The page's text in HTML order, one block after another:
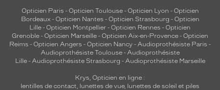
Opticien Paris - Opticien Toulouse- Opticien Lyon - Opticien
Bordeaux- Opticien Nantes - Opticien Strasbourg - Opticien
Lille - Opticien Montpellier - Opticien Rennes - Opticien
Grenoble - Opticien Marseille - Opticien Aix-en-Provence - Opticien
Reims - Opticien Angers - Opticien Nancy - Audioprothésiste Paris -
Audioprothésiste Toulouse- Audioprothésiste
Lille- Audioprothésiste Strasbourg - Audioprothésiste Marseille
Krys, Opticien en ligne :
lentilles de contact lunettes de vue, lunettes de soleil et piles